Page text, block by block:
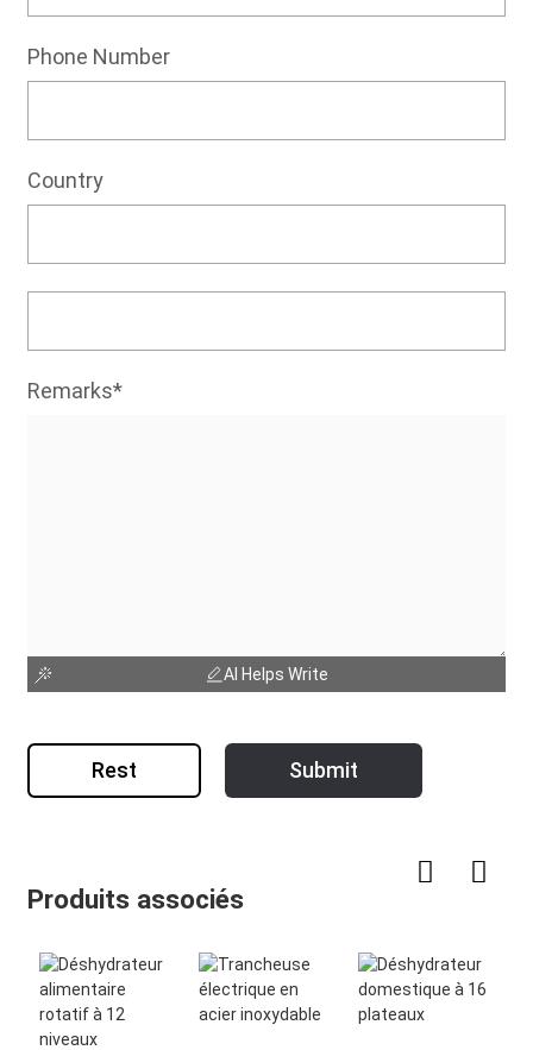
Phone Number
Country
Remarks*
AI Helps Write
Rest Submit
Produits associés